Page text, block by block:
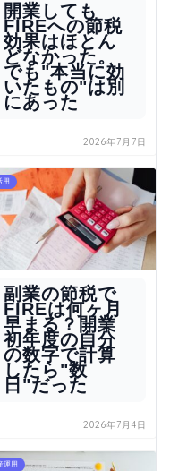
開業しても
FIREへの節税
効果はほとん
どなかった。
でも"本当に効
いたもの"は別
にあった
2026年7月7日
用
副業の節税で
FIREは何ヶ月
早まる？開業
初年度の自分
の数字で計算
したら"数
日"だった
2026年7月4日
運用